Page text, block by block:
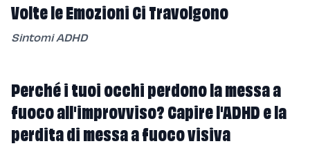
Volte le Emozioni Ci Travolgono
Sintomi ADHD
Perché i tuoi occhi perdono la messa a
fuoco all'improvviso? Capire l'ADHD e la
perdita di messa a fuoco visiva